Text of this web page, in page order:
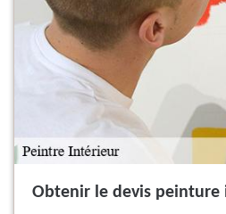
Obtenir le devis peinture